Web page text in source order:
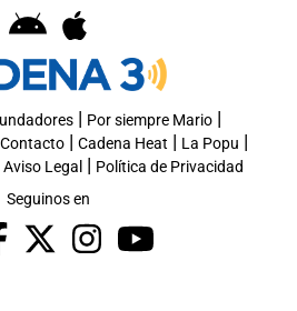
| Por siempre Mario|
Contacto| Cadena Heat | La Popu |
Aviso Legal | Política de Privacidad
Seguinos en